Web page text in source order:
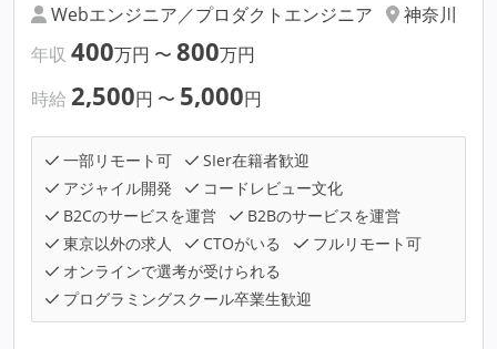
Webエンジニア／プロダクトエンジニア
神奈川
年収 400万円 〜 800万円
時給 2,500円 〜 5,000円
一部リモート可
SIer在籍者歓迎
アジャイル開発
コードレビュー文化
B2Cのサービスを運営
B2Bのサービスを運営
東京以外の求人
CTOがいる
フルリモート可
オンラインで選考が受けられる
プログラミングスクール卒業生歓迎